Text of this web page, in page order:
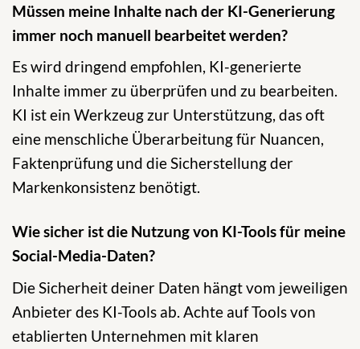
Müssen meine Inhalte nach der KI-Generierung
immer noch manuell bearbeitet werden?
Es wird dringend empfohlen, KI-generierte
Inhalte immer zu überprüfen und zu bearbeiten.
KI ist ein Werkzeug zur Unterstützung, das oft
eine menschliche Überarbeitung für Nuancen,
Faktenprüfung und die Sicherstellung der
Markenkonsistenz benötigt.
Wie sicher ist die Nutzung von KI-Tools für meine
Social-Media-Daten?
Die Sicherheit deiner Daten hängt vom jeweiligen
Anbieter des KI-Tools ab. Achte auf Tools von
etablierten Unternehmen mit klaren